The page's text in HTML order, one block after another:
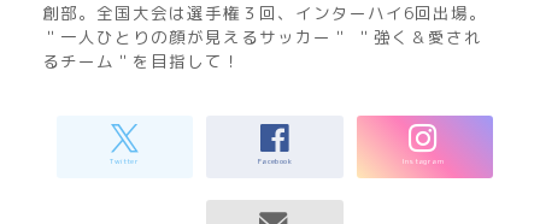
創部。全国大会は選手権３回、インターハイ6回出場。
＂一人ひとりの顔が見えるサッカー＂ ＂強く＆愛され
るチーム＂を目指して！